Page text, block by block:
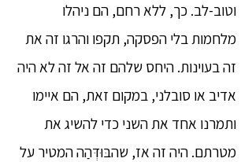
וטוב-לב. כך, ללא רחם, הם ניהלו
מלחמות בלי הפסקה, תקפו והרגו זה את
זה בעוינות. היחס שלהם זה אל זה לא היה
אדיב או סובלני, במקום זאת, הם איימו
ותמרנו אחד את השני כדי להשיג את
מטרתם. היה זה אז, שהבּוּדְּהַה המטיר על